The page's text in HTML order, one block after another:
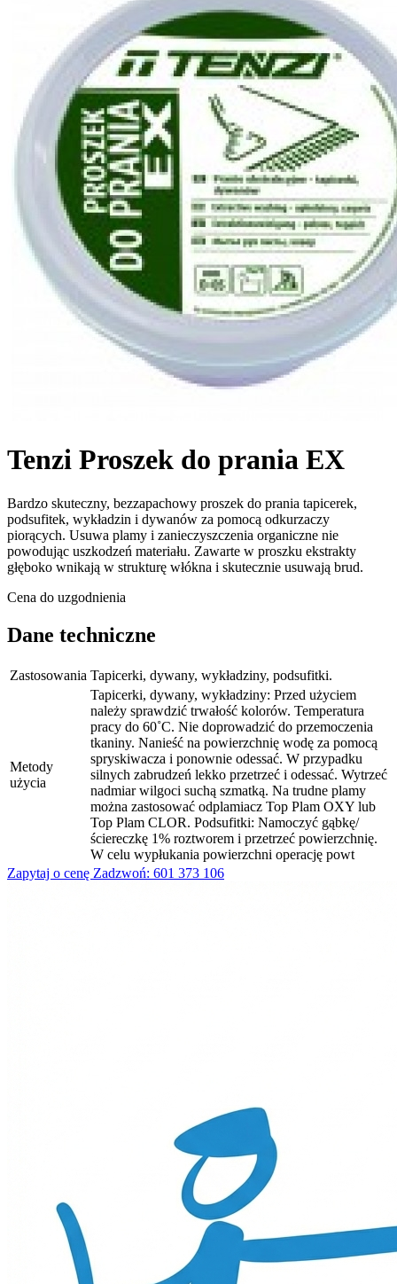
Tenzi Proszek do prania EX
Bardzo skuteczny, bezzapachowy proszek do prania tapicerek,
podsufitek, wykładzin i dywanów za pomocą odkurzaczy
piorących. Usuwa plamy i zanieczyszczenia organiczne nie
powodując uszkodzeń materiału. Zawarte w proszku ekstrakty
głęboko wnikają w strukturę włókna i skutecznie usuwają brud.
Cena do uzgodnienia
Dane techniczne
Zastosowania Tapicerki, dywany, wykładziny, podsufitki.
Metody
użycia
Tapicerki, dywany, wykładziny: Przed użyciem
należy sprawdzić trwałość kolorów. Temperatura
pracy do 60˚C. Nie doprowadzić do przemoczenia
tkaniny. Nanieść na powierzchnię wodę za pomocą
spryskiwacza i ponownie odessać. W przypadku
silnych zabrudzeń lekko przetrzeć i odessać. Wytrzeć
nadmiar wilgoci suchą szmatką. Na trudne plamy
można zastosować odplamiacz Top Plam OXY lub
Top Plam CLOR. Podsufitki: Namoczyć gąbkę/
ściereczkę 1% roztworem i przetrzeć powierzchnię.
W celu wypłukania powierzchni operację powt
Zapytaj o cenę Zadzwoń: 601 373 106